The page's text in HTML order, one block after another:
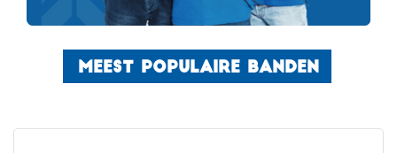
MEEST POPULAIRE BANDEN